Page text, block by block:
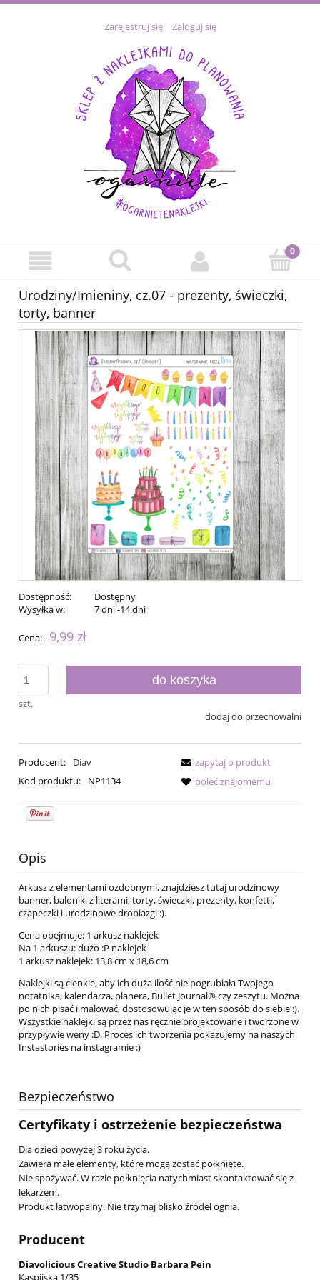
Zarejestruj się Zaloguj się
Urodziny/Imieniny, cz.07 - prezenty, świeczki,
torty, banner
Dostępność:
Dostępny
Wysyłka w:
7 dni -14 dni
Cena: 9,99 zł
szt.
do koszyka
dodaj do przechowalni
Producent:
Diav
Kod produktu:
NP1134
zapytaj o produkt
poleć znajomemu
Opis
Arkusz z elementami ozdobnymi, znajdziesz tutaj urodzinowy
banner, baloniki z literami, torty, świeczki, prezenty, konfetti,
czapeczki i urodzinowe drobiazgi :).
Cena obejmuje: 1 arkusz naklejek
Na 1 arkuszu: dużo :P naklejek
1 arkusz naklejek: 13,8 cm x 18,6 cm
Naklejki są cienkie, aby ich duża ilość nie pogrubiała Twojego
notatnika, kalendarza, planera, Bullet Journal® czy zeszytu. Można
po nich pisać i malować, dostosowując je w ten sposób do siebie :).
Wszystkie naklejki są przez nas ręcznie projektowane i tworzone w
przypływie weny :D. Proces ich tworzenia pokazujemy na naszych
Instastories na instagramie :)
Bezpieczeństwo
Certyfikaty i ostrzeżenie bezpieczeństwa
Dla dzieci powyżej 3 roku życia.
Zawiera małe elementy, które mogą zostać połknięte.
Nie spożywać. W razie połknięcia natychmiast skontaktować się z
lekarzem.
Produkt łatwopalny. Nie trzymaj blisko źródeł ognia.
Producent
Diavolicious Creative Studio Barbara Pein
Kaspijska 1/35